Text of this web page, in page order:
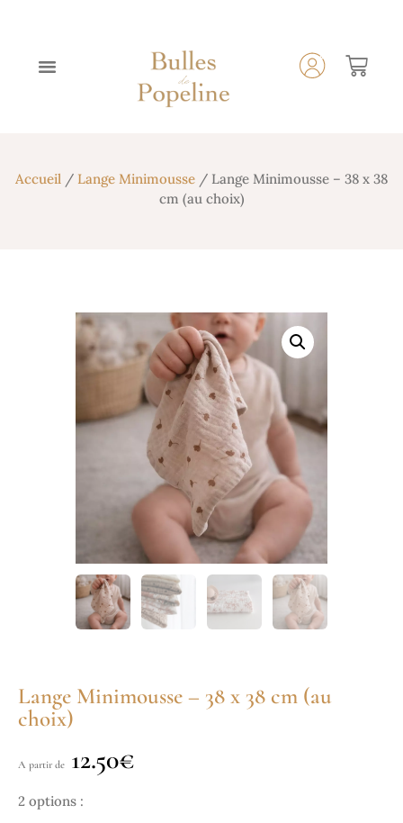
Accueil / Lange Minimousse / Lange Minimousse – 38 x 38
cm (au choix)
Lange Minimousse – 38 x 38 cm (au
choix)
A partir de 12.50€
2 options :